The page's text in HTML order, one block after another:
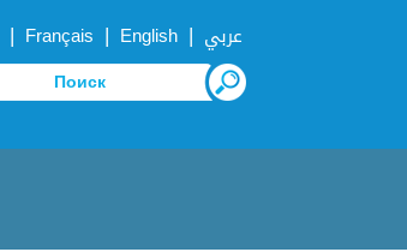
| Français | English | عربي